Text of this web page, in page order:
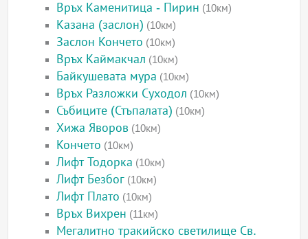
Връх Каменитица - Пирин (10км)
Казана (заслон) (10км)
Заслон Кончето (10км)
Връх Каймакчал (10км)
Байкушевата мура (10км)
Връх Разложки Суходол (10км)
Събиците (Стъпалата) (10км)
Хижа Яворов (10км)
Кончето (10км)
Лифт Тодорка (10км)
Лифт Безбог (10км)
Лифт Плато (10км)
Връх Вихрен (11км)
Мегалитно тракийско светилище Св.